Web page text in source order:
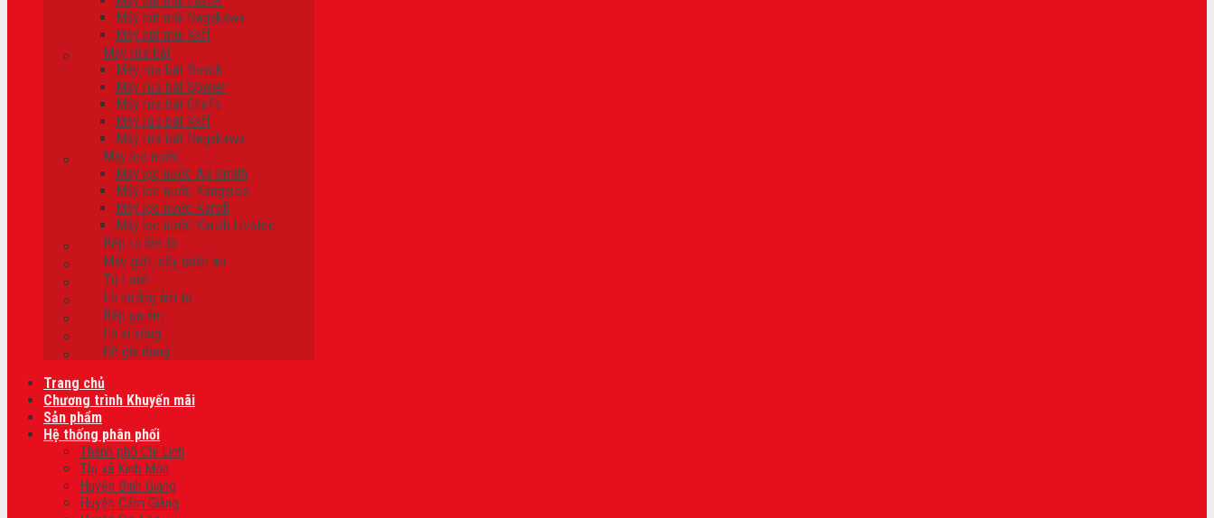
Máy hút mùi Nagakawa
Máy hút mùi Kaff
Máy rửa bát
Máy rửa bát Bosch
Máy rửa bát Spelier
Máy rửa bát Chef’s
Máy rửa bát Kaff
Máy rửa bát Nagakawa
Máy lọc nước
Máy lọc nước Ao Smith
Máy lọc nước Kangaroo
Máy lọc nước Karofi
Máy lọc nước Karofi Livotec
Bếp tủ liền lò
Máy giặt, sấy quần áo
Tủ Lạnh
Lò nướng âm tủ
Bếp ga âm
Lò vi sóng
Đồ gia dụng
Trang chủ
Chương trình Khuyến mãi
Sản phẩm
Hệ thống phân phối
Thành phố Chí Linh
Thị xã Kinh Môn
Huyện Bình Giang
Huyện Cẩm Giàng